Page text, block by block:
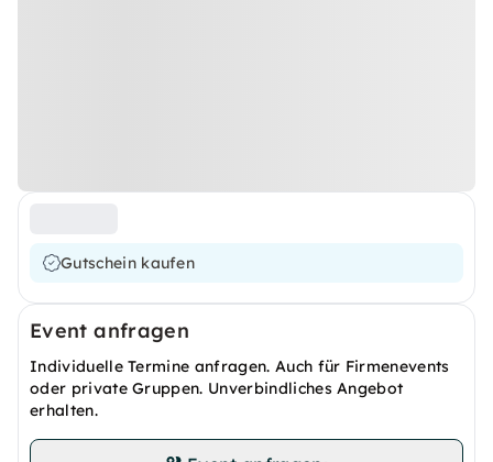
Gutschein kaufen
Event anfragen
Individuelle Termine anfragen. Auch für Firmenevents
oder private Gruppen. Unverbindliches Angebot
erhalten.